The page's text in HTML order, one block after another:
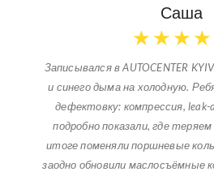
Саша
★ ★ ★ ★
Записывался в AUTOCENTER
и синего дыма на холодную.
дефектовку: компрессия, leak-
подробно показали, где
итоге поменяли поршневые
заодно обновили маслосъёмные